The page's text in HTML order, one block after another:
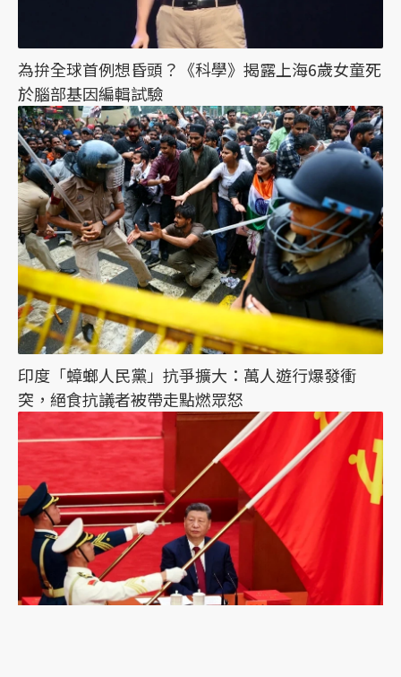
為拚全球首例想昏頭？《科學》揭露上海6歲女童死
於腦部基因編輯試驗
印度「蟑螂人民黨」抗爭擴大：萬人遊行爆發衝
突，絕食抗議者被帶走點燃眾怒